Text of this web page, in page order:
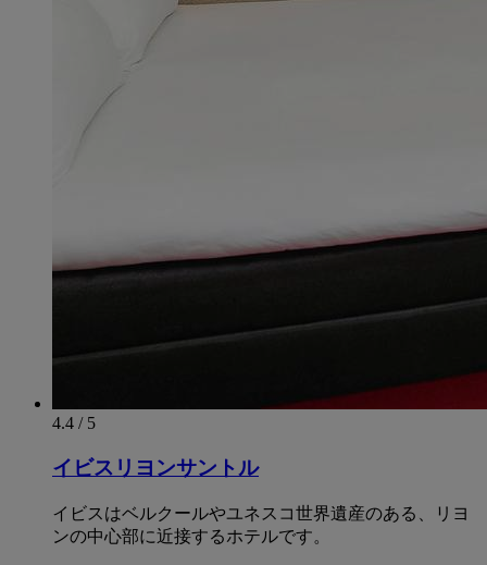
4.4 / 5
イビスリヨンサントル
イビスはベルクールやユネスコ世界遺産のある、リヨ
ンの中心部に近接するホテルです。